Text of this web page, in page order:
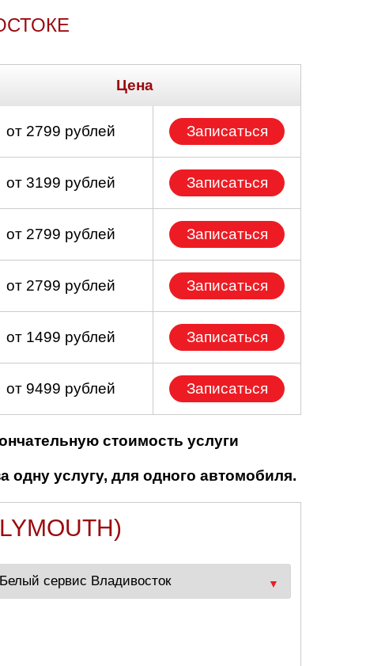
Цена
от 2799 рублей Записаться
от 3199 рублей Записаться
от 2799 рублей Записаться
от 2799 рублей Записаться
от 1499 рублей Записаться
от 9499 рублей Записаться
стоимость услуги
услугу, для одного автомобиля.